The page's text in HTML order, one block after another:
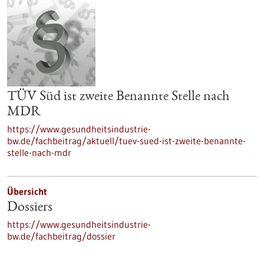
TÜV Süd ist zweite Benannte Stelle nach
MDR
https://www.gesundheitsindustrie-
bw.de/fachbeitrag/aktuell/tuev-sued-ist-zweite-benannte-
stelle-nach-mdr
Übersicht
Dossiers
https://www.gesundheitsindustrie-
bw.de/fachbeitrag/dossier